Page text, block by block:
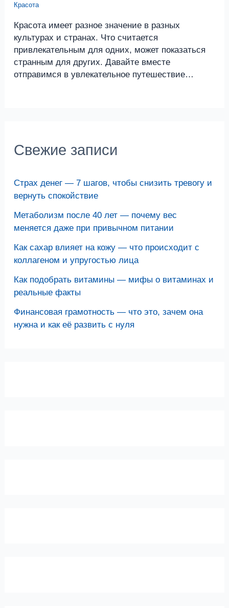
Красота
Красота имеет разное значение в разных
культурах и странах. Что считается
привлекательным для одних, может показаться
странным для других. Давайте вместе
отправимся в увлекательное путешествие…
Свежие записи
Страх денег — 7 шагов, чтобы снизить тревогу и
вернуть спокойствие
Метаболизм после 40 лет — почему вес
меняется даже при привычном питании
Как сахар влияет на кожу — что происходит с
коллагеном и упругостью лица
Как подобрать витамины — мифы о витаминах и
реальные факты
Финансовая грамотность — что это, зачем она
нужна и как её развить с нуля